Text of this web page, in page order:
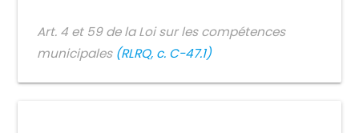
Art. 4 et 59 de la Loi sur les compétences
municipales (RLRQ, c. C-47.1)